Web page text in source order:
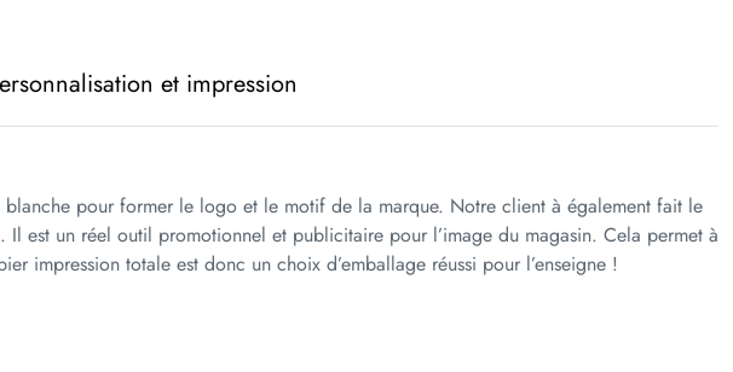
et impression
pour former le logo et le motif de la marque. Notre client à également fait le
est un réel outil promotionnel et publicitaire pour l’image du magasin. Cela permet à
impression totale est donc un choix d’emballage réussi pour l’enseigne !